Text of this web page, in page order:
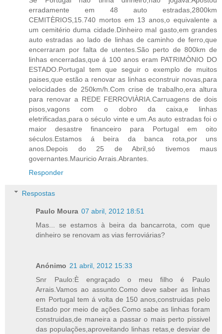
erradamente em 48 auto estradas,2800km
CEMITÈRIOS,15.740 mortos em 13 anos,o equivalente a
um cemitério duma cidade.Dinheiro mal gasto,em grandes
auto estradas ao lado de linhas de caminho de ferro,que
encerraram por falta de utentes.São perto de 800km de
linhas encerradas,que á 100 anos eram PATRIMÒNIO DO
ESTADO.Portugal tem que seguir o exemplo de muitos
paises,que estão a renovar as linhas econstruir novas,para
velocidades de 250km/h.Com crise de trabalho,era altura
para renovar a REDE FERROVIÀRIA.Carruagens de dois
pisos,vagons com o dobro da caixa,e linhas
eletrificadas,para o século vinte e um.As auto estradas foi o
maior desastre financeiro para Portugal em oito
séculos.Estamos á beira da banca rota,por uns
anos.Depois do 25 de Abril,só tivemos maus
governantes.Mauricio Arrais.Abrantes.
Responder
Respostas
Paulo Moura 07 abril, 2012 18:51
Mas... se estamos à beira da bancarrota, com que
dinheiro se renovam as vias ferroviárias?
Anónimo 21 abril, 2012 15:33
Snr Paulo:È engraçado o meu filho é Paulo
Arrais.Vamos ao assunto.Como deve saber as linhas
em Portugal tem á volta de 150 anos,construidas pelo
Estado por meio de ações.Como sabe as linhas foram
construidas,de maneira a passar o mais perto pissivel
das populações,aproveitando linhas retas,e desviar de